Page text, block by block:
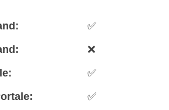
✅
❌
✅
✅